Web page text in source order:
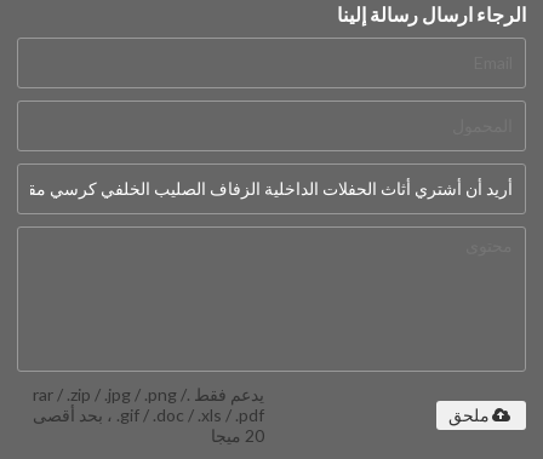
الرجاء ارسال رسالة إلينا
يدعم فقط .rar / .zip / .jpg / .png /
.gif / .doc / .xls / .pdf ، بحد أقصى
20 ميجا
ملحق